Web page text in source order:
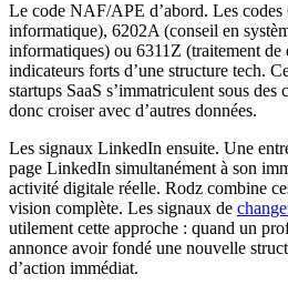
Le code NAF/APE d’abord. Les
informatique), 6202A (conseil en
informatiques) ou 6311Z (traitement de
indicateurs forts d’une structure tech.
startups SaaS s’immatriculent sous
donc croiser avec d’autres données.
Les signaux LinkedIn ensuite. Une
page LinkedIn simultanément à son
activité digitale réelle. Rodz combine
vision complète. Les signaux de
utilement cette approche : quand un
annonce avoir fondé une nouvelle
d’action immédiat.